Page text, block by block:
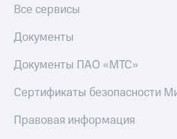
ТВ
Переводы
телефона
МТС Pay
Оплата
Все сервисы
Документы
Документы ПАО «МТС»
Сертификаты безопасности
Правовая информация